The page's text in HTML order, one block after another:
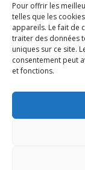
Pour offrir les
telles que les
appareils. Le fait de
traiter des données
uniques sur ce site.
consentement peut
et fonctions.